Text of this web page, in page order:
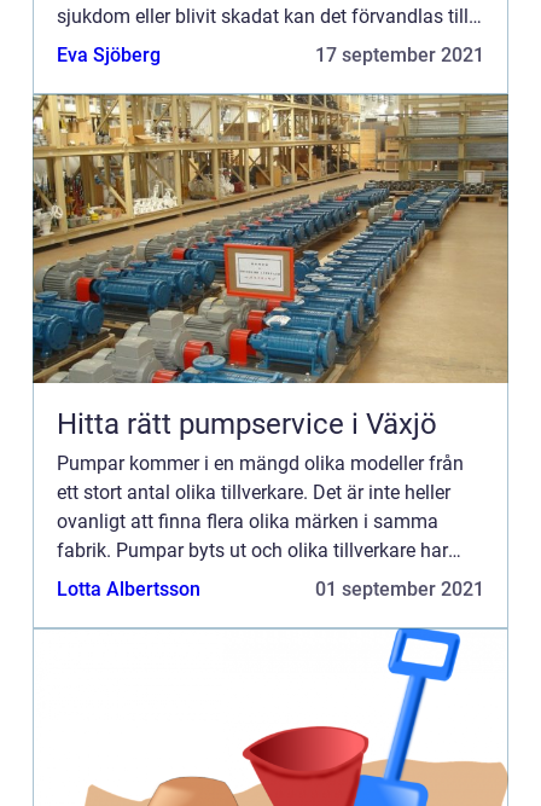
sjukdom eller blivit skadat kan det förvandlas till
en livsfara. Ett skadat eller sjukt träd kan falla och
Eva Sjöberg 17 september 2021
Hitta rätt pumpservice i Växjö
Pumpar kommer i en mängd olika modeller från
ett stort antal olika tillverkare. Det är inte heller
ovanligt att finna flera olika märken i samma
fabrik. Pumpar byts ut och olika tillverkare har
olika fokus. Eftersom vikten av att...
Lotta Albertsson 01 september 2021